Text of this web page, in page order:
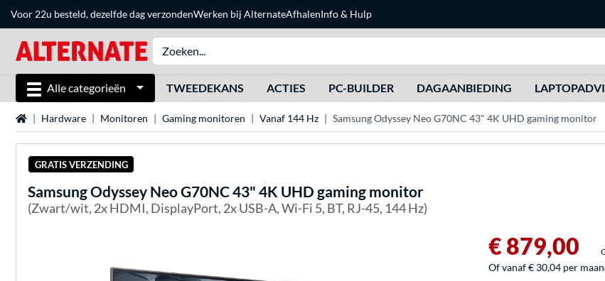
Voor 22u besteld, dezelfde dag verzondenWerken bij AlternateAfhalenInfo & Hulp
Alle categorieën TWEEDEKANS ACTIES PC-BUILDER DAGAANBIEDING
Home Hardware Monitoren Gaming monitoren Vanaf 144 Hz Samsung Odyssey Neo G70NC 43" 4K UHD gaming monitor
GRATIS VERZENDING
SamsungOdyssey Neo G70NC 43" 4K UHD gaming monitor
(Zwart/wit, 2x HDMI, DisplayPort, 2x USB-A, Wi-Fi 5, BT, RJ-45, 144 Hz)
€ 879,00
Of vanaf € 30,04 per